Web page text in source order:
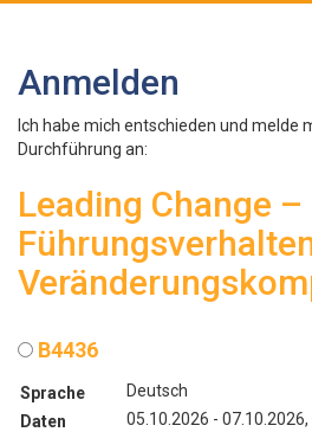
Anmelden
Ich habe mich entschieden und melde
Durchführung an:
Leading Change –
B4436
Sprache
Deutsch
Daten
05.10.2026 -